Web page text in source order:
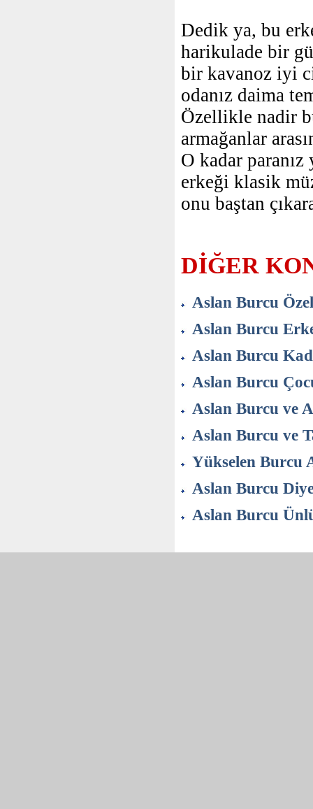
Dedik ya, bu
harikulade bir
bir kavanoz iyi
odanız daima
Özellikle nadir
armağanlar
O kadar
erkeği klasik
onu baştan
DİĞER
Aslan Burcu
Aslan Burcu
Aslan Burcu
Aslan Burcu
Aslan Burcu ve
Aslan Burcu ve
Yükselen Burcu
Aslan Burcu
Aslan Burcu